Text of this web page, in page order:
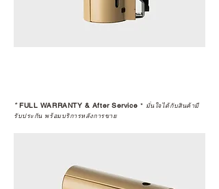
*FULL WARRANTY & After Service * มั่นใจได้กับสินค้ามี
รับประกัน พร้อมบริการหลังการขาย